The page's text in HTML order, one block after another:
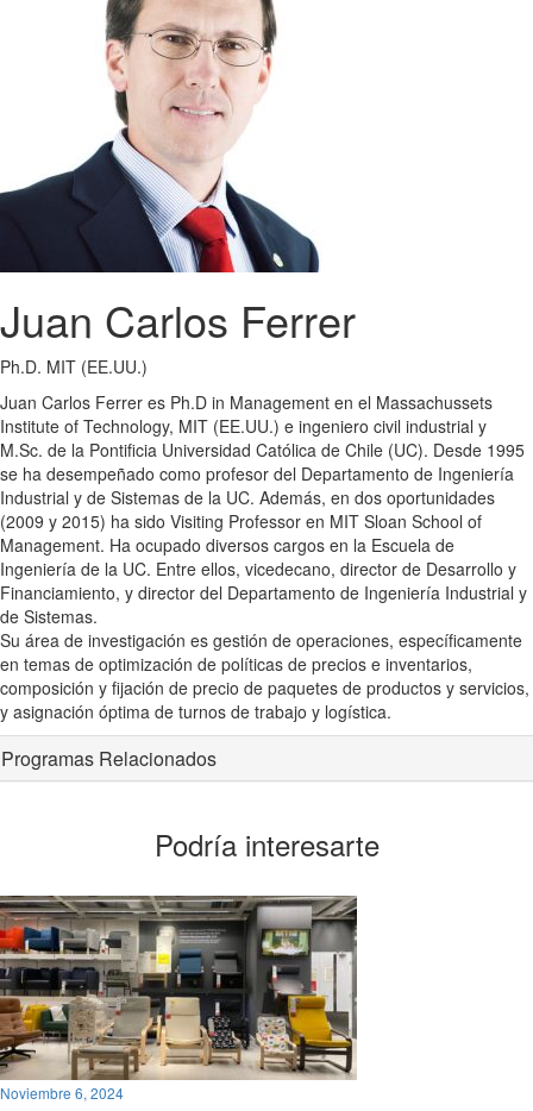
Juan Carlos Ferrer
Ph.D. MIT (EE.UU.)
Juan Carlos Ferrer es Ph.D in Management en el Massachussets
Institute of Technology, MIT (EE.UU.) e ingeniero civil industrial y
M.Sc. de la Pontificia Universidad Católica de Chile (UC). Desde 1995
se ha desempeñado como profesor del Departamento de Ingeniería
Industrial y de Sistemas de la UC. Además, en dos oportunidades
(2009 y 2015) ha sido Visiting Professor en MIT Sloan School of
Management. Ha ocupado diversos cargos en la Escuela de
Ingeniería de la UC. Entre ellos, vicedecano, director de Desarrollo y
Financiamiento, y director del Departamento de Ingeniería Industrial y
de Sistemas.
Su área de investigación es gestión de operaciones, específicamente
en temas de optimización de políticas de precios e inventarios,
composición y fijación de precio de paquetes de productos y servicios,
y asignación óptima de turnos de trabajo y logística.
Programas Relacionados
Podría interesarte
Noviembre 6, 2024